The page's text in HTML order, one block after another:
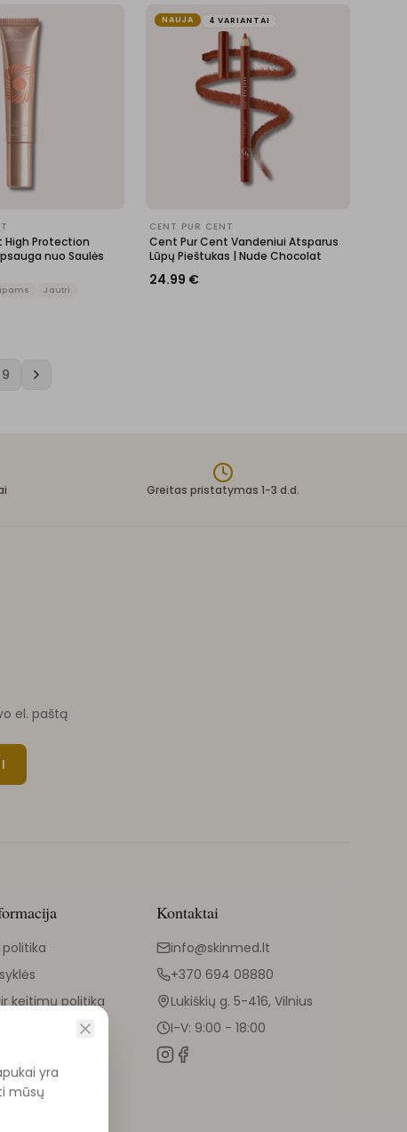
High Protection
nuo Saulės
Jautri
NAUJA 4 VARIANTAI
CENT PUR CENT
Cent Pur Cent Vandeniui Atsparus
Lūpų Pieštukas | Nude Chocolat
24.99 €
9
Greitas pristatymas 1-3 d.d.
el. paštą
keitimų politika
Kontaktai
info@skinmed.lt
+370 694 08880
Lukiškių g. 5-416, Vilnius
I-V: 9:00 - 18:00
yra
mūsų